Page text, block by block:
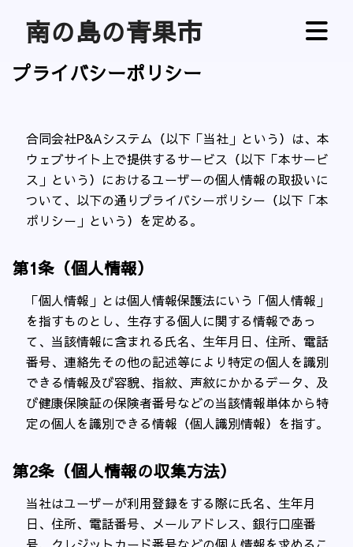
南の島の青果市
プライバシーポリシー
合同会社P&Aシステム（以下「当社」という）は、本
ウェブサイト上で提供するサービス（以下「本サービ
ス」という）におけるユーザーの個人情報の取扱いに
ついて、以下の通りプライバシーポリシー（以下「本
ポリシー」という）を定める。
第1条（個人情報）
「個人情報」とは個人情報保護法にいう「個人情報」
を指すものとし、生存する個人に関する情報であっ
て、当該情報に含まれる氏名、生年月日、住所、電話
番号、連絡先その他の記述等により特定の個人を識別
できる情報及び容貌、指紋、声紋にかかるデータ、及
び健康保険証の保険者番号などの当該情報単体から特
定の個人を識別できる情報（個人識別情報）を指す。
第2条（個人情報の収集方法）
当社はユーザーが利用登録をする際に氏名、生年月
日、住所、電話番号、メールアドレス、銀行口座番